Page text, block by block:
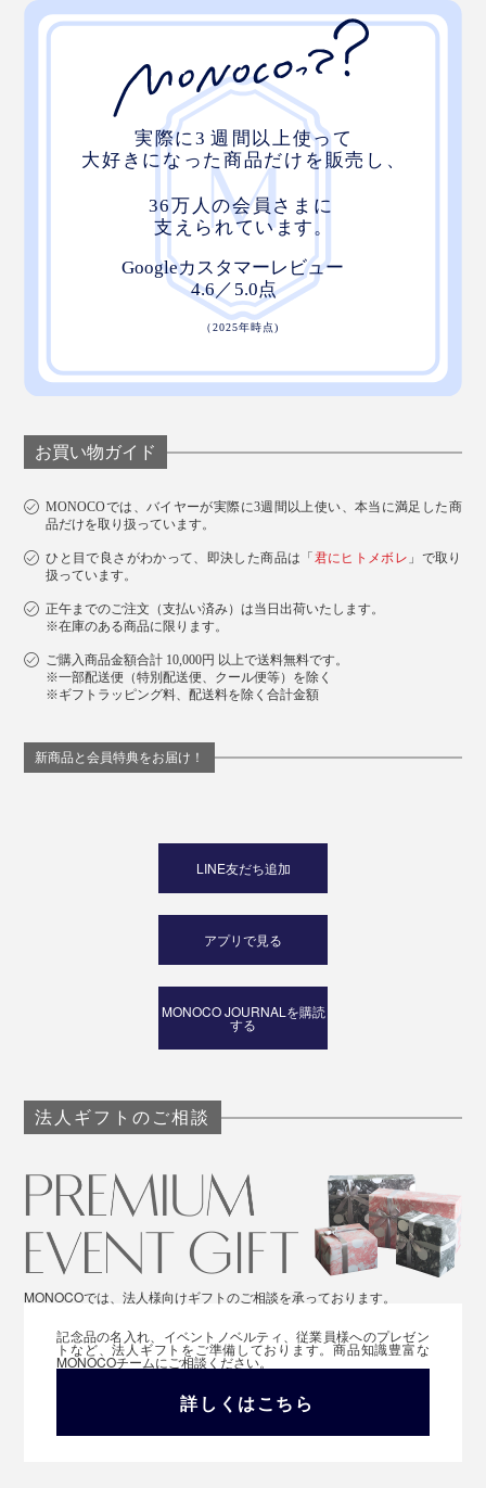
お買い物ガイド
MONOCOでは、バイヤーが実際に3週間以上使い、本当に満足した商
品だけを取り扱っています。
ひと目で良さがわかって、即決した商品は「君にヒトメボレ 」で取り
扱っています。
正午までのご注文（支払い済み）は当日出荷いたします。
※在庫のある商品に限ります。
ご購入商品金額合計 10,000円 以上で送料無料です。
※一部配送便（特別配送便、クール便等）を除く
※ギフトラッピング料、配送料を除く合計金額
新商品と会員特典をお届け！
LINE友だち追加
アプリで見る
MONOCO JOURNALを購読
する
法人ギフトのご相談
MONOCOでは、法人様向けギフトのご相談を承っております。
記念品の名入れ、イベントノベルティ、従業員様へのプレゼン
トなど、法人ギフトをご準備しております。商品知識豊富な
MONOCOチームにご相談ください。
詳しくはこちら